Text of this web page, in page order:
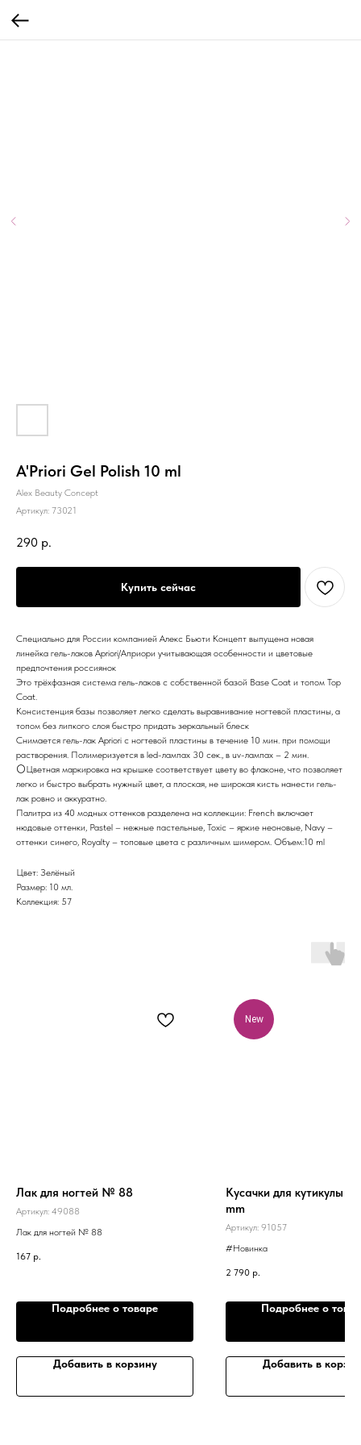
A'Priori Gel Polish 10 ml
Alex Beauty Concept
Артикул: 73021
290 р.
Купить сейчас
Специально для России компанией Алекс Бьюти Концепт выпущена новая
линейка гель-лаков Apriori/Априори учитывающая особенности и цветовые
предпочтения россиянок
Это трёхфазная система гель-лаков c собственной базой Base Coat и топом Top
Coat.
Консистенция базы позволяет легко сделать выравнивание ногтевой пластины, а
топом без липкого слоя быстро придать зеркальный блеск
Снимается гель-лак Apriori с ногтевой пластины в течение 10 мин. при помощи
растворения. Полимеризуется в led-лампах 30 сек., в uv-лампах – 2 мин.
⚪️Цветная маркировка на крышке соответствует цвету во флаконе, что позволяет
легко и быстро выбрать нужный цвет, а плоская, не широкая кисть нанести гель-
лак ровно и аккуратно.
Палитра из 40 модных оттенков разделена на коллекции: French включает
нюдовые оттенки, Pastel – нежные пастельные, Toxic – яркие неоновые, Navy –
оттенки синего, Royalty – топовые цвета с различным шимером. Объем:10 ml
Цвет: Зелёный
Размер: 10 мл.
Коллекция: 57
Лак для ногтей № 88
Артикул: 49088
Лак для ногтей № 88
167 р.
Подробнее о товаре
Добавить в корзину
New
Кусачки для кутикулы
mm
Артикул: 91057
#Новинка
2 790 р.
Подробнее о
Добавить в